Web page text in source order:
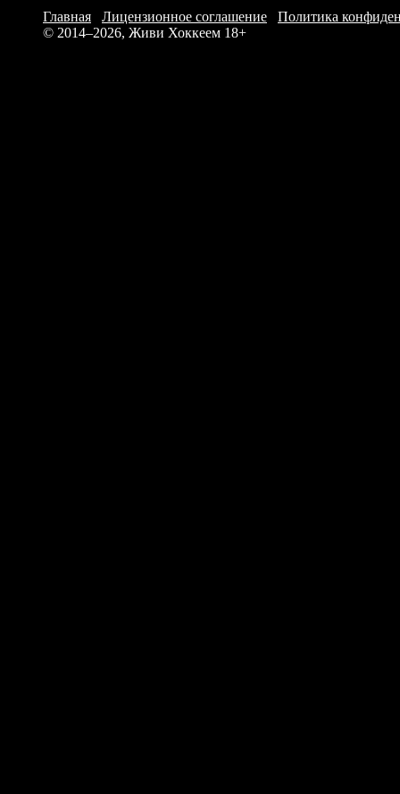
Главная Лицензионное соглашение
Политика
© 2014–2026, Живи Хоккеем 18+